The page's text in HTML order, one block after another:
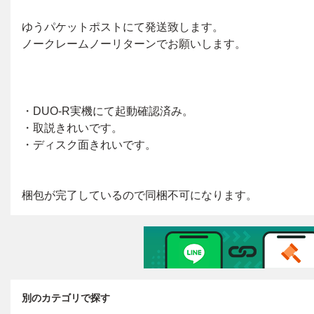
別のカテゴリで探す